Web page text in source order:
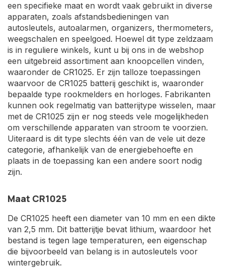
een specifieke maat en wordt vaak gebruikt in diverse
apparaten, zoals afstandsbedieningen van
autosleutels, autoalarmen, organizers, thermometers,
weegschalen en speelgoed. Hoewel dit type zeldzaam
is in reguliere winkels, kunt u bij ons in de webshop
een uitgebreid assortiment aan knoopcellen vinden,
waaronder de CR1025. Er zijn talloze toepassingen
waarvoor de CR1025 batterij geschikt is, waaronder
bepaalde type rookmelders en horloges. Fabrikanten
kunnen ook regelmatig van batterijtype wisselen, maar
met de CR1025 zijn er nog steeds vele mogelijkheden
om verschillende apparaten van stroom te voorzien.
Uiteraard is dit type slechts één van de vele uit deze
categorie, afhankelijk van de energiebehoefte en
plaats in de toepassing kan een andere soort nodig
zijn.
Maat CR1025
De CR1025 heeft een diameter van 10 mm en een dikte
van 2,5 mm. Dit batterijtje bevat lithium, waardoor het
bestand is tegen lage temperaturen, een eigenschap
die bijvoorbeeld van belang is in autosleutels voor
wintergebruik.